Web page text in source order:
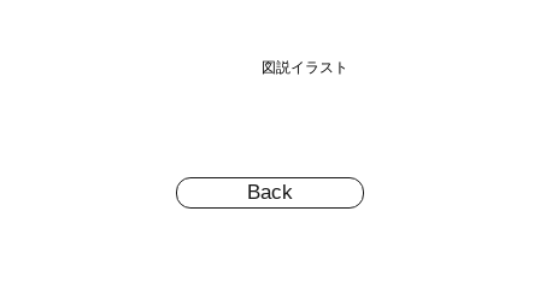
図説イラスト
Back